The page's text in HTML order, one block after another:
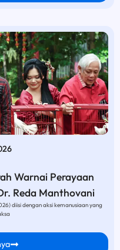
Warnai Perayaan
Reda Manthovani
diisi dengan aksi kemanusiaan yang